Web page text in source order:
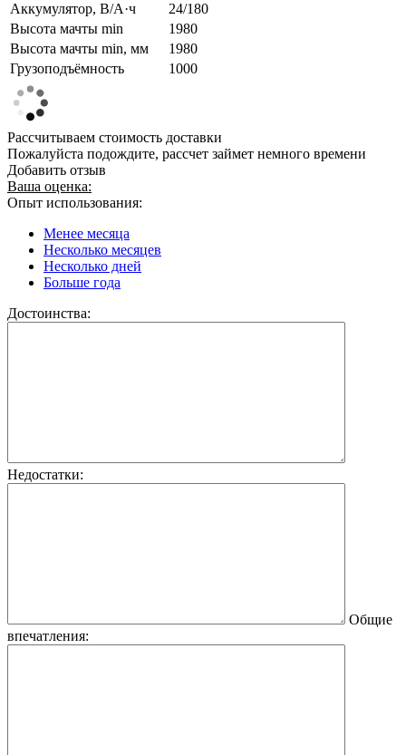
Аккумулятор, В/А·ч
24/180
Высота мачты min
1980
Высота мачты min, мм
1980
Грузоподъёмность
1000
Рассчитываем стоимость доставки
Пожалуйста подождите, рассчет займет немного времени
Добавить отзыв
Ваша оценка:
Опыт использования:
Менее месяца
Несколько месяцев
Несколько дней
Больше года
Достоинства:
Недостатки:
Общие
впечатления: